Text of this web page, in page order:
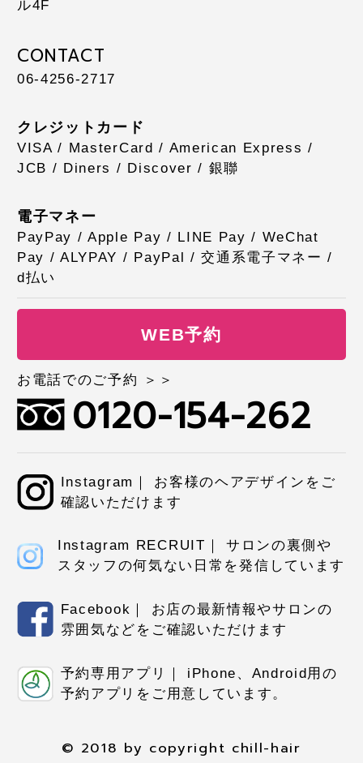
ル4F
CONTACT
06-4256-2717
クレジットカード
VISA / MasterCard / American Express /
JCB / Diners / Discover / 銀聯
電子マネー
PayPay / Apple Pay / LINE Pay / WeChat
Pay / ALYPAY / PayPal / 交通系電子マネー /
d払い
WEB予約
お電話でのご予約 ＞＞
0120-154-262
Instagram｜ お客様のヘアデザインをご
確認いただけます
Instagram RECRUIT｜ サロンの裏側や
スタッフの何気ない日常を発信しています
Facebook｜ お店の最新情報やサロンの
雰囲気などをご確認いただけます
予約専用アプリ｜ iPhone、Android用の
予約アプリをご用意しています。
© 2018 by copyright chill-hair